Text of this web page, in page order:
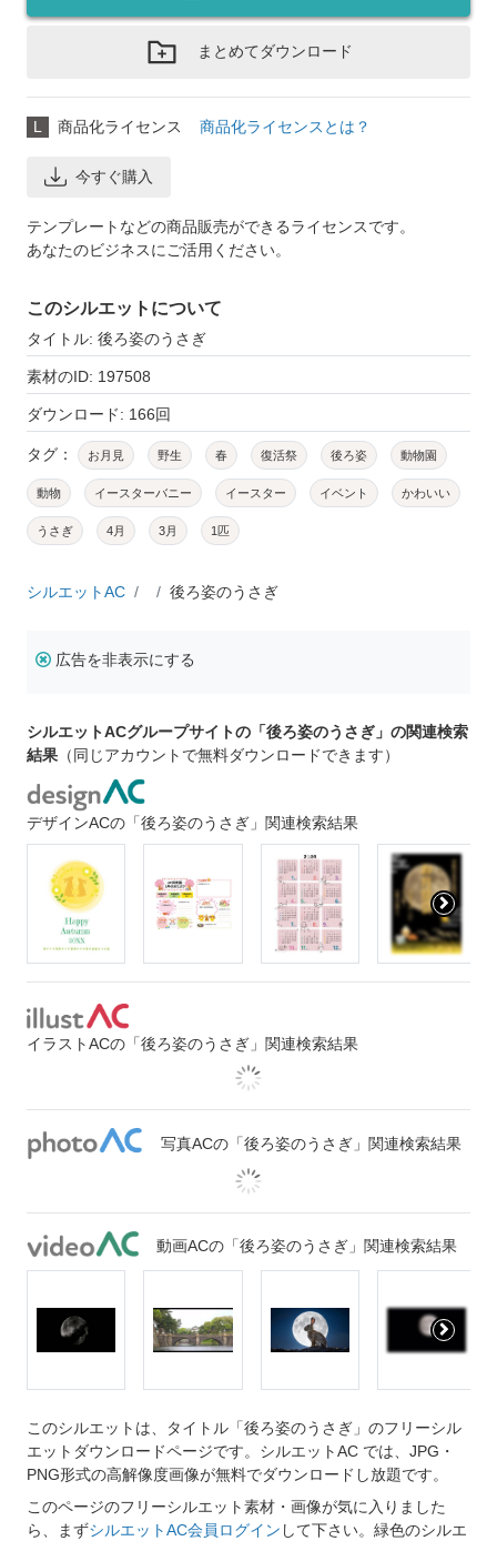
まとめてダウンロード
L 商品化ライセンス 商品化ライセンスとは？
今すぐ購入
テンプレートなどの商品販売ができるライセンスです。
あなたのビジネスにご活用ください。
このシルエットについて
タイトル: 後ろ姿のうさぎ
素材のID: 197508
ダウンロード: 166回
タグ： お月見 野生 春 復活祭 後ろ姿 動物園
動物 イースターバニー イースター イベント かわいい
うさぎ 4月 3月 1匹
シルエットAC 後ろ姿のうさぎ
広告を非表示にする
シルエットACグループサイトの「後ろ姿のうさぎ」の関連検索
結果 （同じアカウントで無料ダウンロードできます）
デザインACの「後ろ姿のうさぎ」関連検索結果
イラストACの「後ろ姿のうさぎ」関連検索結果
写真ACの「後ろ姿のうさぎ」関連検索結果
動画ACの「後ろ姿のうさぎ」関連検索結果
このシルエットは、タイトル「後ろ姿のうさぎ」のフリーシル
エットダウンロードページです。シルエットAC では、JPG・
PNG形式の高解像度画像が無料でダウンロードし放題です。
このページのフリーシルエット素材・画像が気に入りました
ら、まずシルエットAC会員ログイン して下さい。緑色のシルエ